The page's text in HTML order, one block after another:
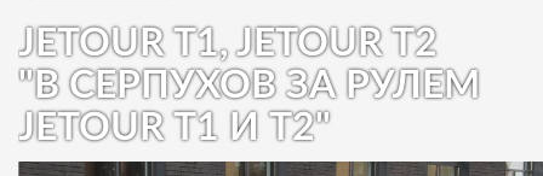
JETOUR T1, JETOUR T2
"В СЕРПУХОВ ЗА РУЛЕМ
JETOUR T1 И T2"